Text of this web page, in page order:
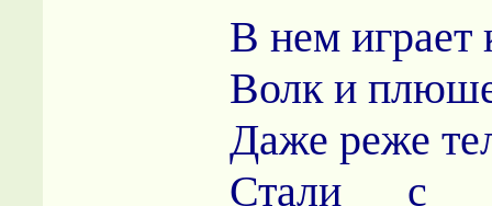
В нем играет
Волк и
Даже реже
Стали с